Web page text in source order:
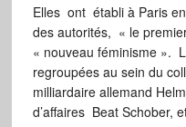
Elles ont établi à Paris
des autorités, « le
« nouveau féminisme ».
regroupées au sein du
milliardaire allemand
d’affaires Beat Schober,